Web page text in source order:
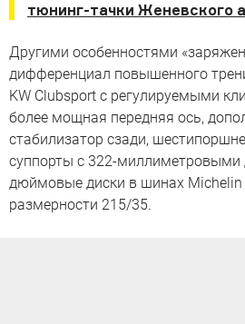
тюнинг-тачки Женевского
Другими особенностями
дифференциал повышенного
KW Clubsport с регулируемыми
более мощная передняя ось,
стабилизатор сзади,
суппорты с 322-миллиметровыми
дюймовые диски в шинах Michelin
размерности 215/35.